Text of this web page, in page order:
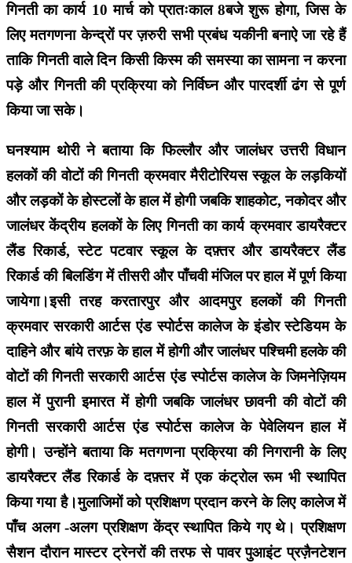
गिनती का कार्य 10 मार्च को प्रातःकाल 8बजे शुरू होगा, जिस के
लिए मतगणना केन्द्रों पर ज़रुरी सभी प्रबंध यकीनी बनाऐ जा रहे हैं
ताकि गिनती वाले दिन किसी किस्म की समस्या का सामना न करना
पड़े और गिनती की प्रक्रिया को निर्विघ्न और पारदर्शी ढंग से पूर्ण
किया जा सके।
घनश्याम थोरी ने बताया कि फिल्लौर और जालंधर उत्तरी विधान
हलकों की वोटों की गिनती क्रमवार मैरीटोरियस स्कूल के लड़कियों
और लड़कों के होस्टलों के हाल में होगी जबकि शाहकोट, नकोदर और
जालंधर केंद्रीय हलकों के लिए गिनती का कार्य क्रमवार डायरैक्टर
लैंड रिकार्ड, स्टेट पटवार स्कूल के दफ़्तर और डायरैक्टर लैंड
रिकार्ड की बिलडिंग में तीसरी और पाँचवी मंजिल पर हाल में पूर्ण किया
जायेगा।इसी तरह करतारपुर और आदमपुर हलकों की गिनती
क्रमवार सरकारी आर्टस एंड स्पोर्टस कालेज के इंडोर स्टेडियम के
दाहिने और बांये तरफ़ के हाल में होगी और जालंधर पश्चिमी हलके की
वोटों की गिनती सरकारी आर्टस एंड स्पोर्टस कालेज के जिमनेज़ियम
हाल में पुरानी इमारत में होगी जबकि जालंधर छावनी की वोटों की
गिनती सरकारी आर्टस एंड स्पोर्टस कालेज के पेवेलियन हाल में
होगी। उन्होंने बताया कि मतगणना प्रक्रिया की निगरानी के लिए
डायरैक्टर लैंड रिकार्ड के दफ़्तर में एक कंट्रोल रूम भी स्थापित
किया गया है।मुलाजिमों को प्रशिक्षण प्रदान करने के लिए कालेज में
पाँच अलग -अलग प्रशिक्षण केंद्र स्थापित किये गए थे। प्रशिक्षण
सैशन दौरान मास्टर ट्रेनरों की तरफ से पावर पुआइंट प्रज़ैनटेशन